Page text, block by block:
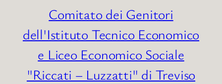
Comitato dei Genitori
dell'Istituto Tecnico Economico
e Liceo Economico Sociale
"Riccati – Luzzatti" di Treviso